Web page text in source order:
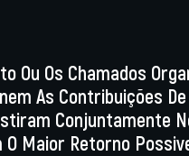
Ou Os Chamados
As Contribuições
Conjuntamente
Maior Retorno